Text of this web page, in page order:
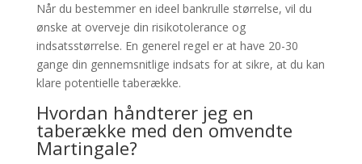
Når du bestemmer en ideel bankrulle størrelse, vil du
ønske at overveje din risikotolerance og
indsatsstørrelse. En generel regel er at have 20-30
gange din gennemsnitlige indsats for at sikre, at du kan
klare potentielle taberække.
Hvordan håndterer jeg en
taberække med den omvendte
Martingale?